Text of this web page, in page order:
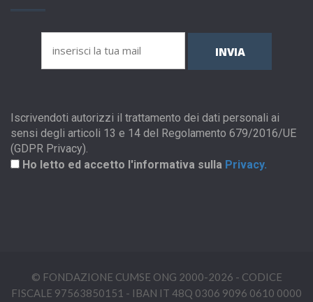
INVIA
Iscrivendoti autorizzi il trattamento dei dati personali ai
sensi degli articoli 13 e 14 del Regolamento 679/2016/UE
(GDPR Privacy).
Ho letto ed accetto l'informativa sulla Privacy.
© FONDAZIONE CUMSE ONG 2000-2026 - CODICE
FISCALE 97563850151 - IBAN IT 48Q 0306 9096 0610 0000